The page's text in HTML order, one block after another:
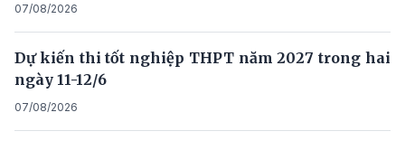
07/08/2026
Dự kiến thi tốt nghiệp THPT năm 2027 trong hai
ngày 11-12/6
07/08/2026